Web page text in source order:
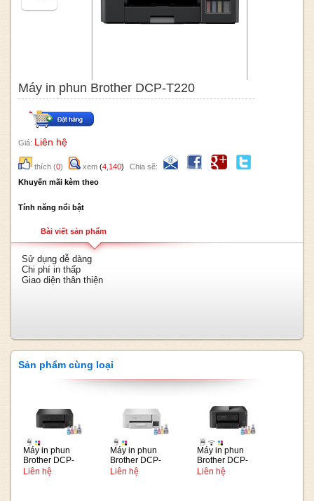
Máy in phun Brother DCP-T220
Giá: Liên hệ
thích (0) xem (4,140)
Chia sẽ:
Khuyến mãi kèm theo
Tính năng nổi bật
Bài viết sản phẩm
Sử dụng dễ dàng
Chi phí in thấp
Giao diện thân thiện
Sản phẩm cùng loại
Máy in phun
Brother DCP-
T230
Liên hệ
Máy in phun
Brother DCP-
T236
Liên hệ
Máy in phun
Brother DCP-
T730DW
Liên hệ